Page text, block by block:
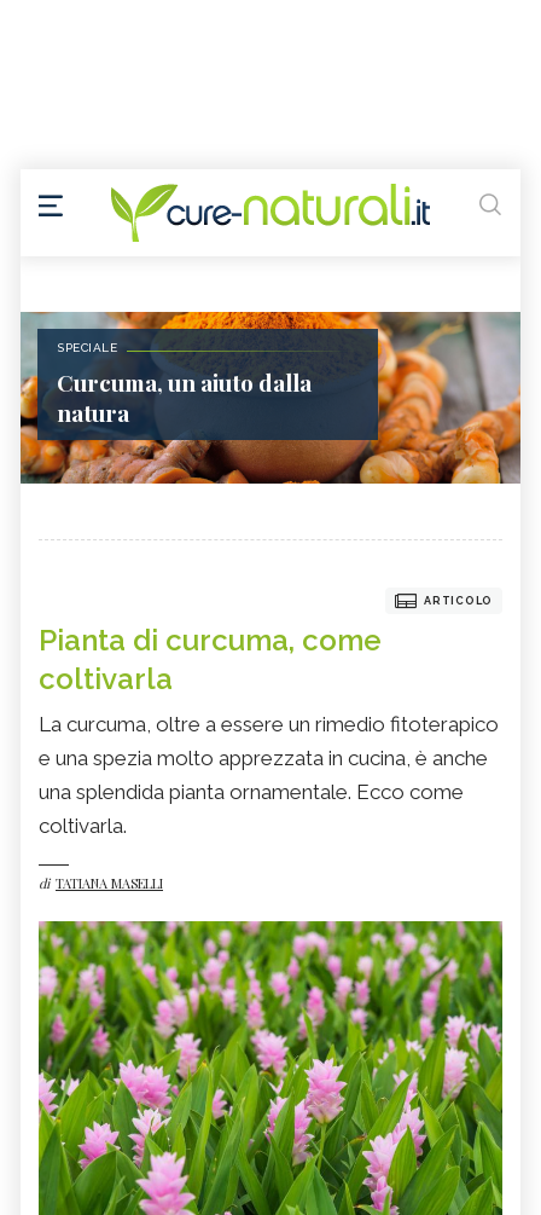
SPECIALE
Curcuma, un aiuto dalla
natura
ARTICOLO
Pianta di curcuma, come
coltivarla
La curcuma, oltre a essere un rimedio fitoterapico
e una spezia molto apprezzata in cucina, è anche
una splendida pianta ornamentale. Ecco come
coltivarla.
di TATIANA MASELLI